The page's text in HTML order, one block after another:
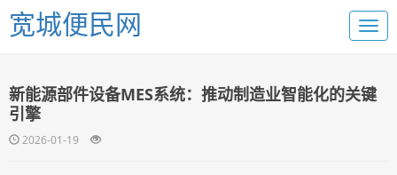
宽城便民网
新能源部件设备MES系统：推动制造业智能化的关键
引擎
2026-01-19